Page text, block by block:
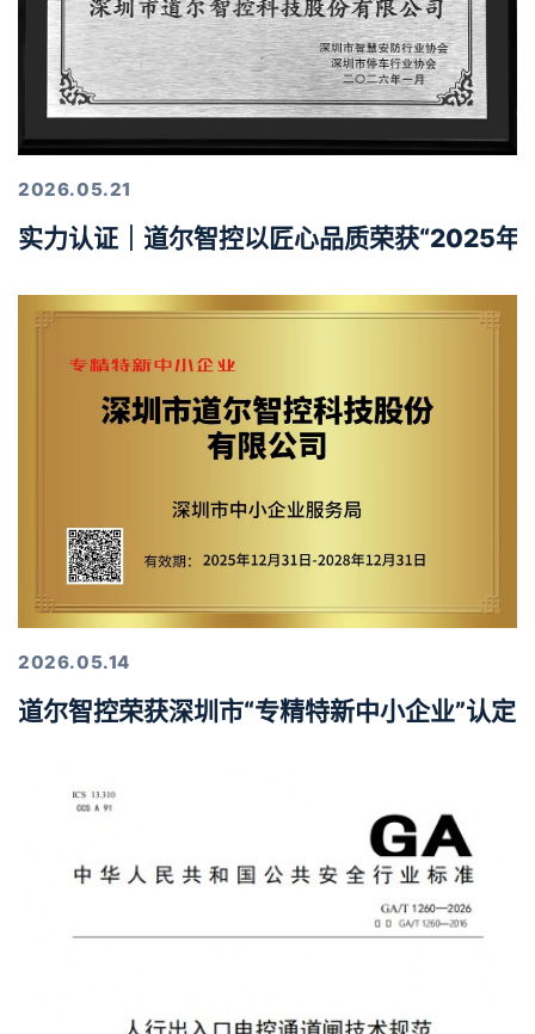
2026.05.21
实力认证｜道尔智控以匠心品质荣获“2025年
2026.05.14
道尔智控荣获深圳市“专精特新中小企业”认定